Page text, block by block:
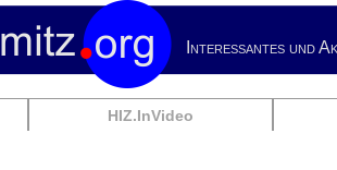
Interessantes und
HIZ.InVideo